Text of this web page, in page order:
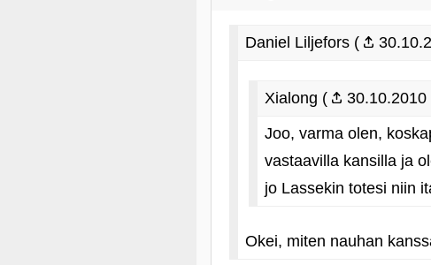
Daniel Liljefors (
Xialong (
30.10.2010
Joo, varma olen,
vastaavilla kansilla ja
jo Lassekin totesi niin
Okei, miten nauhan